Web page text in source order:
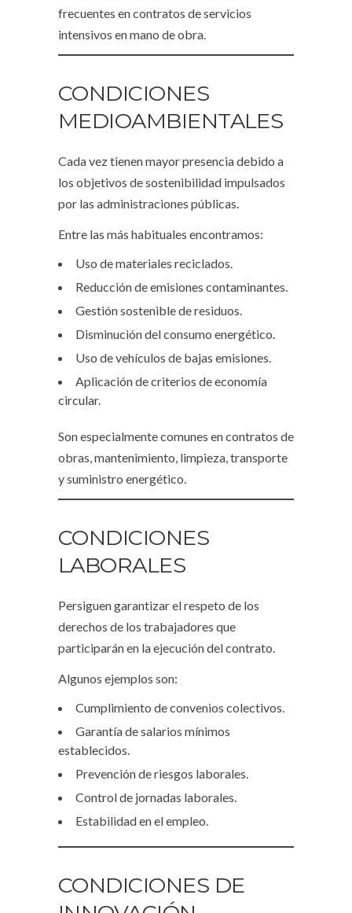
frecuentes en contratos de servicios
intensivos en mano de obra.
CONDICIONES
MEDIOAMBIENTALES
Cada vez tienen mayor presencia debido a
los objetivos de sostenibilidad impulsados
por las administraciones públicas.
Entre las más habituales encontramos:
Uso de materiales reciclados.
Reducción de emisiones contaminantes.
Gestión sostenible de residuos.
Disminución del consumo energético.
Uso de vehículos de bajas emisiones.
Aplicación de criterios de economía
circular.
Son especialmente comunes en contratos de
obras, mantenimiento, limpieza, transporte
y suministro energético.
CONDICIONES
LABORALES
Persiguen garantizar el respeto de los
derechos de los trabajadores que
participarán en la ejecución del contrato.
Algunos ejemplos son:
Cumplimiento de convenios colectivos.
Garantía de salarios mínimos
establecidos.
Prevención de riesgos laborales.
Control de jornadas laborales.
Estabilidad en el empleo.
CONDICIONES DE